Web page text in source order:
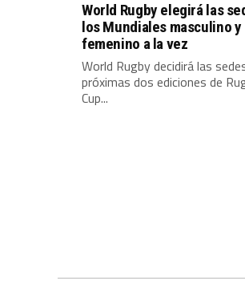
World Rugby elegirá las
los Mundiales masculino y
femenino a la vez
World Rugby decidirá las
próximas dos ediciones de
Cup...